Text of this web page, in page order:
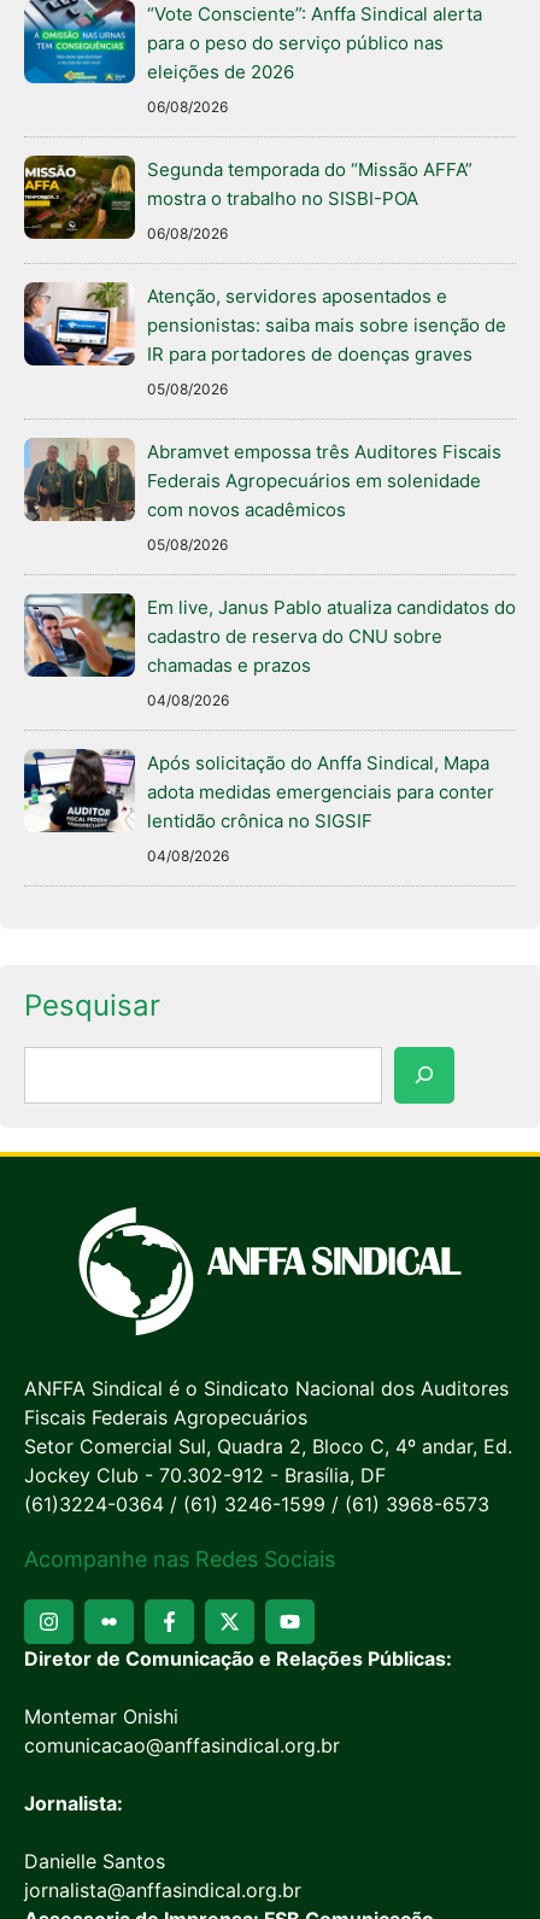
“Vote Consciente”: Anffa Sindical alerta
para o peso do serviço público nas
eleições de 2026
06/08/2026
Segunda temporada do “Missão AFFA”
mostra o trabalho no SISBI-POA
06/08/2026
Atenção, servidores aposentados e
pensionistas: saiba mais sobre isenção de
IR para portadores de doenças graves
05/08/2026
Abramvet empossa três Auditores Fiscais
Federais Agropecuários em solenidade
com novos acadêmicos
05/08/2026
Em live, Janus Pablo atualiza candidatos do
cadastro de reserva do CNU sobre
chamadas e prazos
04/08/2026
Após solicitação do Anffa Sindical, Mapa
adota medidas emergenciais para conter
lentidão crônica no SIGSIF
04/08/2026
Pesquisar
ANFFA Sindical é o Sindicato Nacional dos Auditores
Fiscais Federais Agropecuários
Setor Comercial Sul, Quadra 2, Bloco C, 4º andar, Ed.
Jockey Club - 70.302-912 - Brasília, DF
(61)3224-0364 / (61) 3246-1599 / (61) 3968-6573
Acompanhe nas Redes Sociais
Diretor de Comunicação e Relações Públicas:
Montemar Onishi
comunicacao@anffasindical.org.br
Jornalista:
Danielle Santos
jornalista@anffasindical.org.br